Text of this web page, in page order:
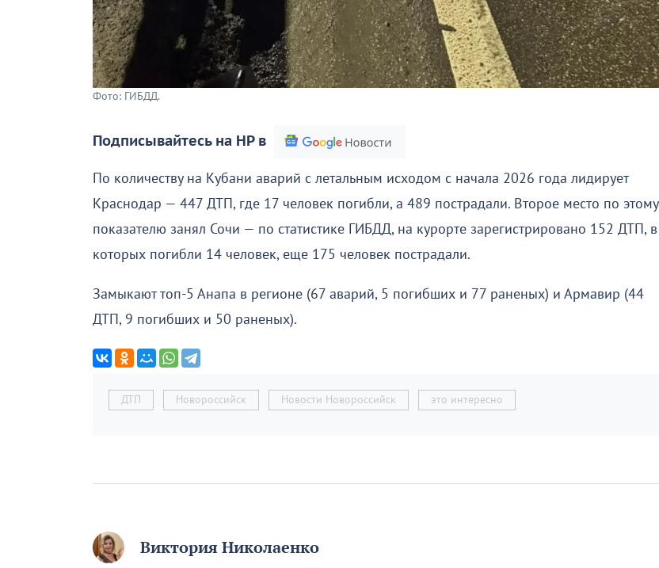
Фото: ГИБДД.
Подписывайтесь на НР в
По количеству на Кубани аварий с летальным исходом с начала 2026 года лидирует
Краснодар — 447 ДТП, где 17 человек погибли, а 489 пострадали. Второе место по этому
показателю занял Сочи — по статистике ГИБДД, на курорте зарегистрировано 152 ДТП, в
которых погибли 14 человек, еще 175 человек пострадали.
Замыкают топ-5 Анапа в регионе (67 аварий, 5 погибших и 77 раненых) и Армавир (44
ДТП, 9 погибших и 50 раненых).
ДТП Новороссийск Новости Новороссийск это интересно
Виктория Николаенко